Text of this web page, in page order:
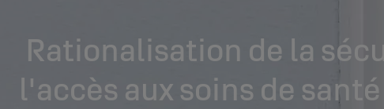
Rationalisation de la
l'accès aux soins de santé